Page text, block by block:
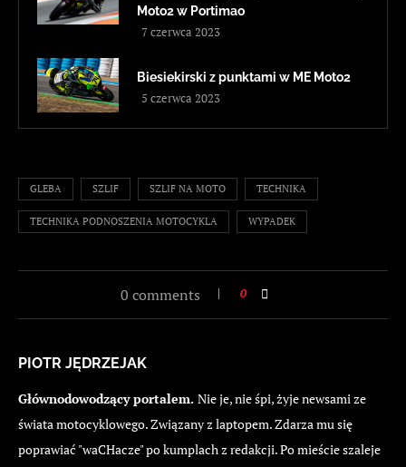
Moto2 w Portimao
7 czerwca 2023
Biesiekirski z punktami w ME Moto2
5 czerwca 2023
GLEBA SZLIF SZLIF NA MOTO TECHNIKA
TECHNIKA PODNOSZENIA MOTOCYKLA WYPADEK
0 comments 0
PIOTR JĘDRZEJAK
Głównodowodzący portalem. Nie je, nie śpi, żyje newsami ze
świata motocyklowego. Związany z laptopem. Zdarza mu się
poprawiać "waCHacze" po kumplach z redakcji. Po mieście szaleje